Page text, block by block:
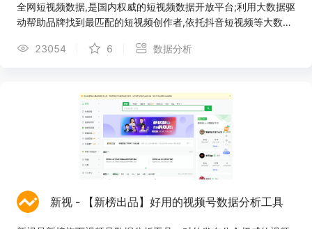
全网短视频数据,是国内权威的短视频数据开放平台;利用大数据驱
动帮助品牌找到最匹配的短视频创作者,依托抖音短视频等大数据
广告主实现精准高效的短视频投放,直接有效的帮助广告主实现持
23054 6 数据分析
新视 - 【新榜出品】好用的视频号数据分析工具